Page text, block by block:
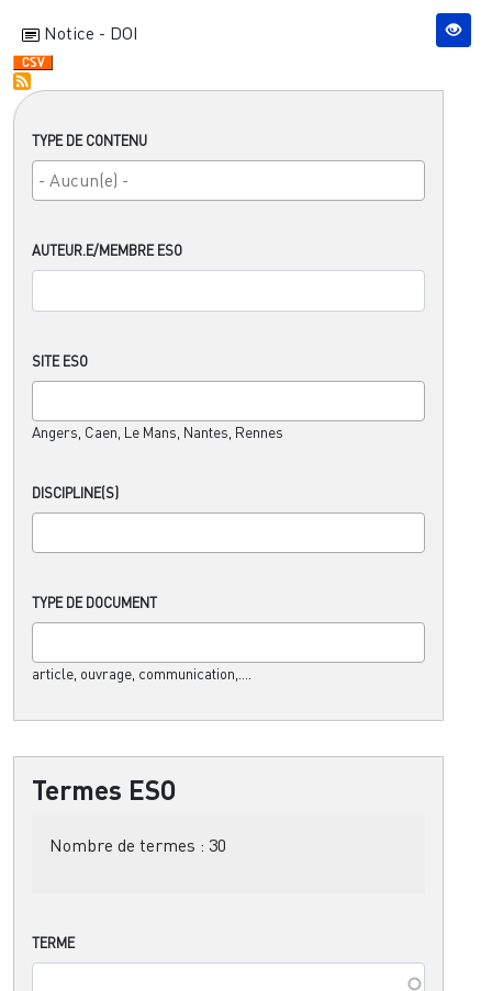
TYPE DE CONTENU
AUTEUR.E/MEMBRE ESO
SITE ESO
Angers, Caen, Le Mans, Nantes, Rennes
DISCIPLINE(S)
TYPE DE DOCUMENT
article, ouvrage, communication,....
Termes ESO
Nombre de termes : 30
TERME
Notice - DOI